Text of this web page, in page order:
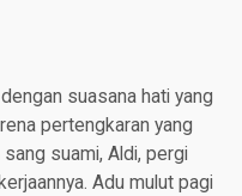
suasana hati yang
pertengkaran yang
suami, Aldi, pergi
Adu mulut pagi